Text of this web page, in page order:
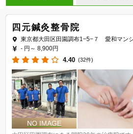
四元鍼灸整骨院
東京都大田区田園調布1−5−７ 愛和マン
- 円～ 8,900円
4.40 (32件)